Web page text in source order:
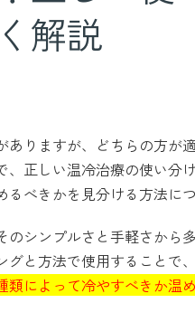
解説
りますが、どちらの方が
、正しい温冷治療の使い分
べきかを見分ける方法に
シンプルさと手軽さから
グと方法で使用することで
類によって冷やすべきか温